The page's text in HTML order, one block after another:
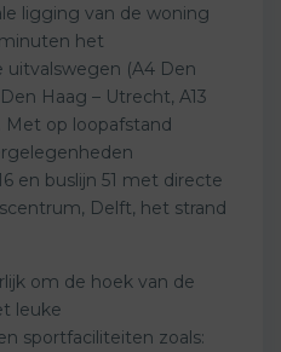
ligging van de woning
het
uitvalswegen (A4 Den
Haag – Utrecht, A13
Met op loopafstand
en buslijn 51 met directe
Delft, het strand
om de hoek van de
leuke
sportfaciliteiten zoals: